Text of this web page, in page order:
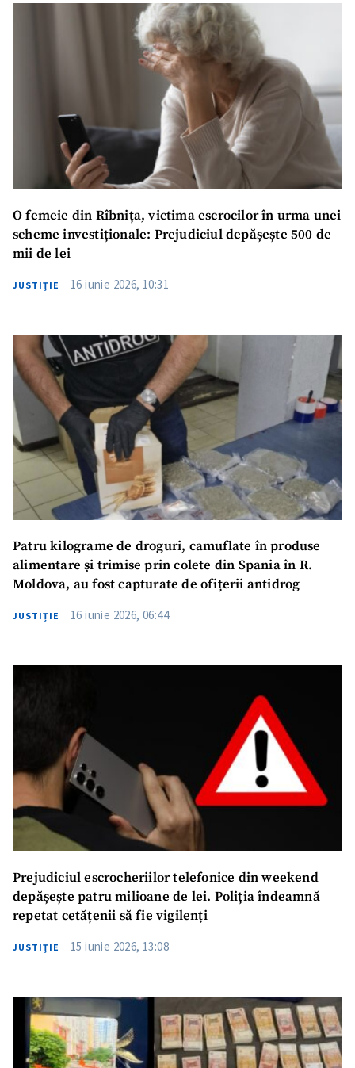
O femeie din Rîbnița, victima escrocilor în urma unei
scheme investiționale: Prejudiciul depășește 500 de
mii de lei
JUSTIȚIE 16 iunie 2026, 10:31
Patru kilograme de droguri, camuflate în produse
alimentare și trimise prin colete din Spania în R.
Moldova, au fost capturate de ofițerii antidrog
JUSTIȚIE 16 iunie 2026, 06:44
Prejudiciul escrocheriilor telefonice din weekend
depășește patru milioane de lei. Poliția îndeamnă
repetat cetățenii să fie vigilenți
JUSTIȚIE 15 iunie 2026, 13:08
ȘTIREA MEA
Titlu știre+ Adaugă titlu
Fotografie
+ Încarcă imagine
Link media
Sursă anonimă
Nume+ Numele meu